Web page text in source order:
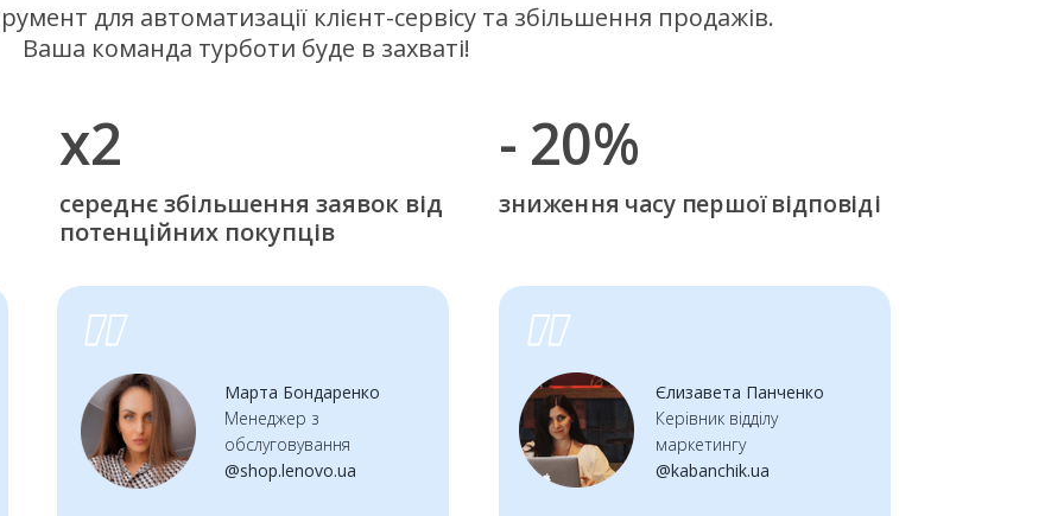
x2
cереднє збільшення заявок від
потенційних покупців
- 20%
зниження часу першої відповіді
Марта Бондаренко
Менеджер з
обслуговування
@shop.lenovo.ua
Єлизавета Панченко
Керівник відділу
маркетингу
@kabanchik.ua
для автоматизації клієнт-сервісу та збільшення продажів.
Ваша команда турботи буде в захваті!